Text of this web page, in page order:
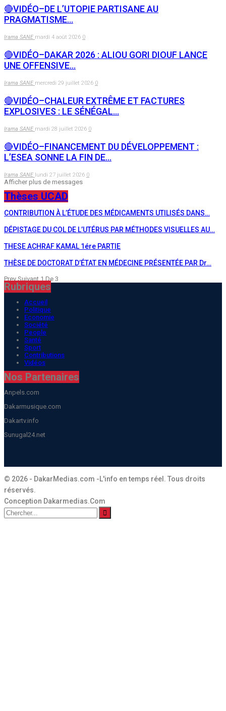
🔴VIDÉO–DE L’UTOPIE PARTISANE AU
PRAGMATISME…
Irama SANE mardi 4 août 2026 0
🔴VIDÉO–DAKAR 2026 : ALIOU GORI DIOUF LANCE
UNE OFFENSIVE…
Irama SANE mercredi 29 juillet 2026 0
🔴VIDÉO–CHALEUR EXTRÊME ET FACTURES
EXPLOSIVES : LE SÉNÉGAL…
Irama SANE mardi 28 juillet 2026 0
🔴VIDÉO–FINANCEMENT DU DÉVELOPPEMENT :
L’ESEA SONNE LA FIN DE…
Irama SANE lundi 27 juillet 2026 0
Afficher plus de messages
Thèses UCAD
CONTRIBUTION À L’ÉTUDE DES MÉDICAMENTS UTILISÉS DANS…
DÉPISTAGE DU COL DE L’UTÉRUS PAR MÉTHODES VISUELLES AU…
THESE ACHRAF KAMAL 1ére PARTIE
THÈSE DE DOCTORAT D’ÉTAT EN MÉDECINE PRÉSENTÉE PAR Dr…
PrevSuivant1 De 3
Rubriques
Accueil
Politique
Economie
Société
People
Santé
Sport
Contributions
Vidéos
Nos Partenaires
Anpels.com
Dakarmusique.com
Dakartv.info
Sunugal24.net
© 2026 - DakarMedias.com -L'info en temps réel. Tous droits
réservés.
Conception Dakarmedias.Com